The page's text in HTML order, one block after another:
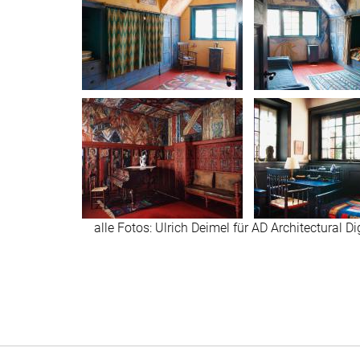
alle Fotos: Ulrich Deimel für AD Architectural